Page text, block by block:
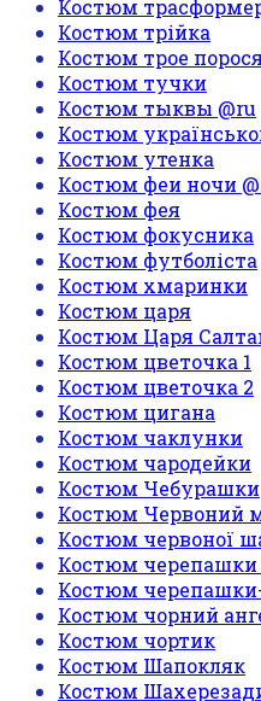
Костюм
Костюм трійка
Костюм трое
Костюм тучки
Костюм тыквы @ru
Костюм
Костюм утенка
Костюм феи ночи
Костюм фея
Костюм фокусника
Костюм футболіста
Костюм хмаринки
Костюм царя
Костюм Царя
Костюм цветочка 1
Костюм цветочка 2
Костюм цигана
Костюм чаклунки
Костюм чародейки
Костюм Чебурашки
Костюм Червоний
Костюм червоної
Костюм черепашки
Костюм
Костюм чорний
Костюм чортик
Костюм Шапокляк
Костюм